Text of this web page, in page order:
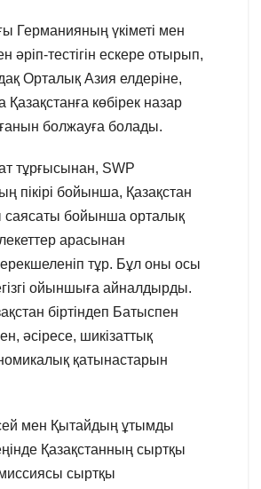
Германияның үкіметі мен
әріп-тестігін ескере отырып,
Орталық Азия елдеріне,
Қазақстанға көбірек назар
болжауға болады.
тұрғысынан, SWP
пікірі бойынша, Қазақстан
саясаты бойынша орталық
арасынан
тұр. Бұл оны осы
ойыншыға айналдырды.
біртіндеп Батыспен
әсіресе, шикізаттық
қатынастарын
мен Қытайдың ұтымды
Қазақстанның сыртқы
сыртқы